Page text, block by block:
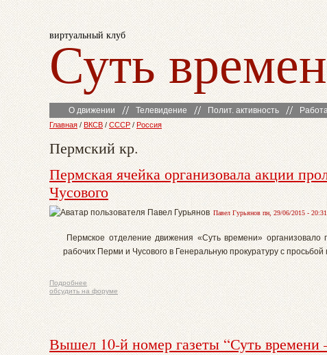
виртуальный клуб
Суть
О движении Телевидение Полит. активность
Главная / ВКСВ / СССР / Россия
Пермский кр.
Пермская ячейка организовала акции
Чусового
Павел Гурьянов пн, 29/06/2015 - 20:31
Пермское отделение движения «Суть времени»
рабочих Перми и Чусового в Генеральную прокуратуру с
Подробнее
обсудить на форуме
Вышел 10-й номер газеты “Суть